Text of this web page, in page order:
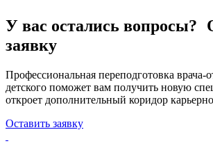
У вас остались вопросы?
заявку
Профессиональная переподготовка врача-
детского поможет вам получить новую
откроет дополнительный коридор
Оставить заявку